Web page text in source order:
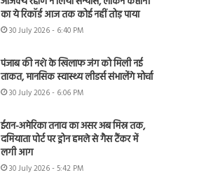
का ये रिकॉर्ड आज तक कोई नहीं तोड़ पाया
30 July 2026 - 6:40 PM
पंजाब की नशे के खिलाफ जंग को मिली नई
ताकत, मानसिक स्वास्थ्य लीडर्स संभालेंगे मोर्चा
30 July 2026 - 6:06 PM
ईरान-अमेरिका तनाव का असर अब मिस्र तक,
दमियाता पोर्ट पर ड्रोन हमले से गैस टैंकर में
लगी आग
30 July 2026 - 5:42 PM